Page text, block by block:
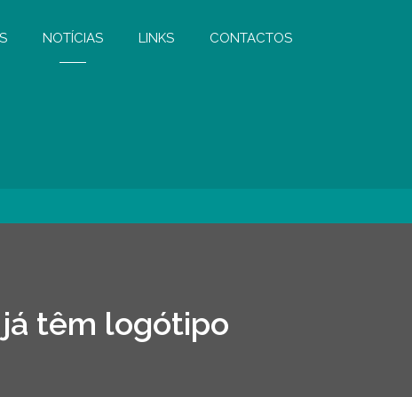
NOTÍCIAS LINKS CONTACTOS
têm logótipo